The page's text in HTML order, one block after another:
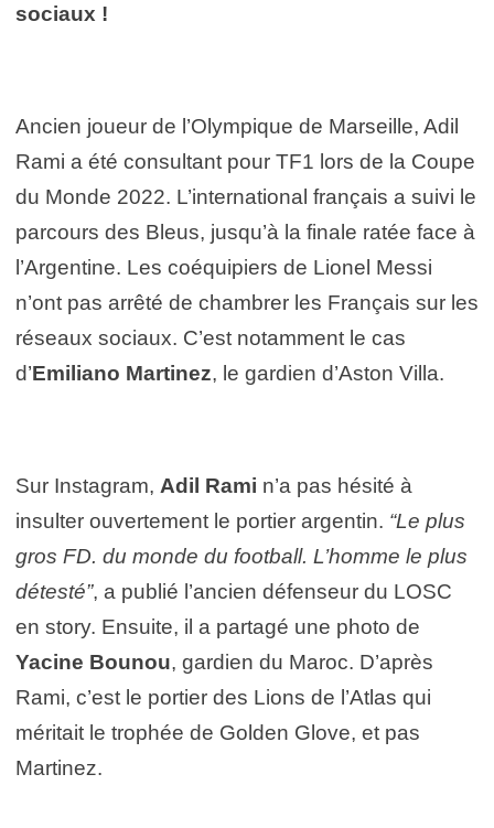
sociaux !
Ancien joueur de l’Olympique de Marseille, Adil
Rami a été consultant pour TF1 lors de la Coupe
du Monde 2022. L’international français a suivi le
parcours des Bleus, jusqu’à la finale ratée face à
l’Argentine. Les coéquipiers de Lionel Messi
n’ont pas arrêté de chambrer les Français sur les
réseaux sociaux. C’est notamment le cas
d’Emiliano Martinez, le gardien d’Aston Villa.
Sur Instagram, Adil Rami n’a pas hésité à
insulter ouvertement le portier argentin. “Le plus
gros FD. du monde du football. L’homme le plus
détesté”, a publié l’ancien défenseur du LOSC
en story. Ensuite, il a partagé une photo de
Yacine Bounou, gardien du Maroc. D’après
Rami, c’est le portier des Lions de l’Atlas qui
méritait le trophée de Golden Glove, et pas
Martinez.